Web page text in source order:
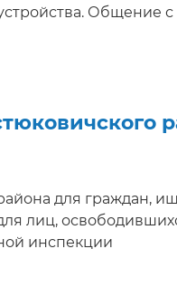
Общение
для граждан,
лиц,
инспекции